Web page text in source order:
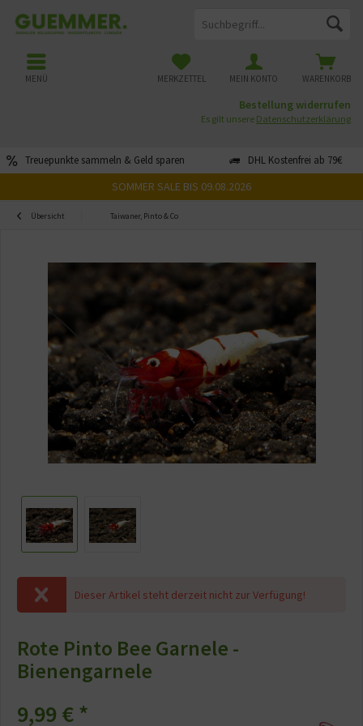
Treuepunkte sammeln & Geld sparen DHL Kostenfrei ab 79€
WARENKORB
MERKZETTEL MEIN KONTO
MENÜ
Bestellung widerrufen
Es gilt unsere Datenschutzerklärung
SOMMER SALE BIS 09.08.2026
Übersicht Taiwaner, Pinto & Co
Dieser Artikel steht derzeit nicht zur Verfügung!
Rote Pinto Bee Garnele -
Bienengarnele
9,99 €*